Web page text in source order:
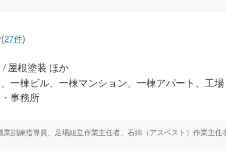
(27件)
屋根塗装 ほか
一棟ビル、一棟マンション、一棟アパート、工
事務所
訓練指導員、足場組立作業主任者、石綿（アスベスト）作業主任